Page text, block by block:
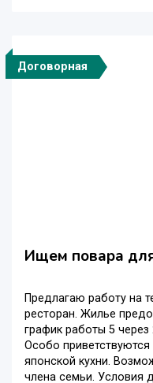
Договорная
Ищем повара
Предлагаю работу на
ресторан. Жилье
график работы 5
Особо приветствуются
японской кухни.
члена семьи. Условия